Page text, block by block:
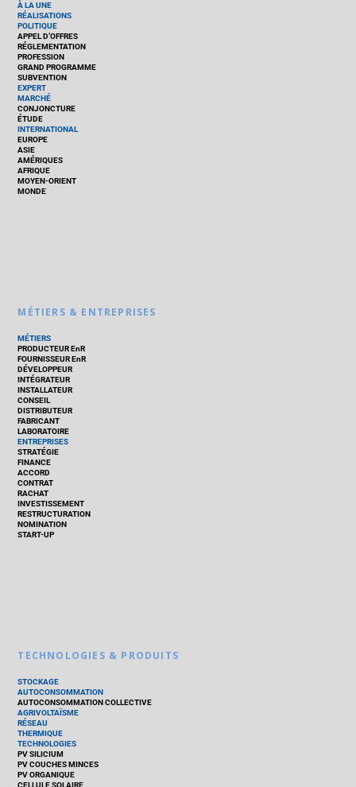
À LA UNE
RÉALISATIONS
POLITIQUE
APPEL D’OFFRES
RÉGLEMENTATION
PROFESSION
GRAND PROGRAMME
SUBVENTION
EXPERT
MARCHÉ
CONJONCTURE
ÉTUDE
INTERNATIONAL
EUROPE
ASIE
AMÉRIQUES
AFRIQUE
MOYEN-ORIENT
MONDE
MÉTIERS & ENTREPRISES
MÉTIERS
PRODUCTEUR EnR
FOURNISSEUR EnR
DÉVELOPPEUR
INTÉGRATEUR
INSTALLATEUR
CONSEIL
DISTRIBUTEUR
FABRICANT
LABORATOIRE
ENTREPRISES
STRATÉGIE
FINANCE
ACCORD
CONTRAT
RACHAT
INVESTISSEMENT
RESTRUCTURATION
NOMINATION
START-UP
TECHNOLOGIES & PRODUITS
STOCKAGE
AUTOCONSOMMATION
AUTOCONSOMMATION COLLECTIVE
AGRIVOLTAÏSME
RÉSEAU
THERMIQUE
TECHNOLOGIES
PV SILICIUM
PV COUCHES MINCES
PV ORGANIQUE
CELLULE SOLAIRE